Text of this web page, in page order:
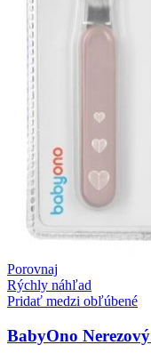
Porovnaj
Rýchly náhľad
Pridať medzi obľúbené
BabyOno